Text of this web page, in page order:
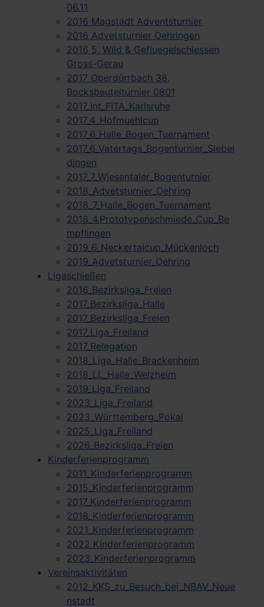
06.11
2016 Magstadt Adventsturnier
2016 Advetsturnier Oehringen
2016 5. Wild & Gefluegelschiessen
Gross-Gerau
2017 Oberdürrbach 38.
Bocksbeutelturnier 0801
2017_Int_FITA_Karlsruhe
2017_4_Hofmuehlcup
2017_6_Halle_Bogen_Tuernament
2017_6_Vatertags_Bogenturnier_Siebel
dingen
2017_7_Wiesentaler_Bogenturnier
2018_Advetsturnier_Oehring
2018_7_Halle_Bogen_Tuernament
2018_4.Prototypenschmiede_Cup_Be
mpflingen
2019_6_Neckertalcup_Mückenloch
2019_Advetsturnier_Oehring
Ligaschießen
2016_Bezirksliga_Freien
2017_Bezirksliga_Halle
2017_Bezirksliga_Freien
2017_Liga_Freiland
2017_Relegation
2018_Liga_Halle_Brackenheim
2018_LL_Halle_Welzheim
2019_Liga_Freiland
2023_Liga_Freiland
2023_Württemberg_Pokal
2025_Liga_Freiland
2026_Bezirksliga_Freien
Kinderferienprogramm
2011_Kinderferienprogramm
2015_Kinderferienprogramm
2017_Kinderferienprogramm
2018_Kinderferienprogramm
2021_Kinderferienprogramm
2022 Kinderferienprogramm
2023_Kinderferienprogramm
Vereinsaktivitäten
2012_KKS_zu_Besuch_bei_NBAV_Neue
nstadt